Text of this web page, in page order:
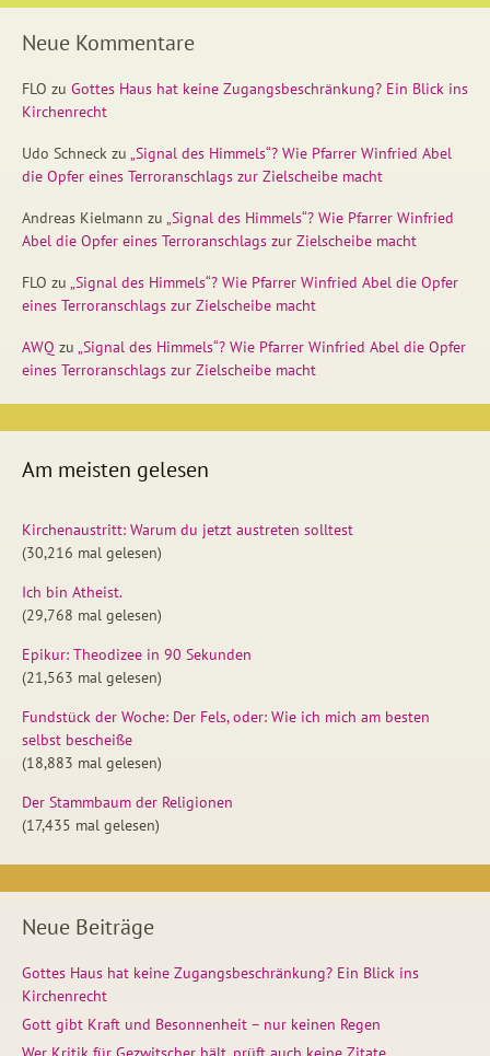
Neue Kommentare
FLO zu Gottes Haus hat keine Zugangsbeschränkung? Ein Blick ins
Kirchenrecht
Udo Schneck zu „Signal des Himmels“? Wie Pfarrer Winfried Abel
die Opfer eines Terroranschlags zur Zielscheibe macht
Andreas Kielmann zu „Signal des Himmels“? Wie Pfarrer Winfried
Abel die Opfer eines Terroranschlags zur Zielscheibe macht
FLO zu „Signal des Himmels“? Wie Pfarrer Winfried Abel die Opfer
eines Terroranschlags zur Zielscheibe macht
AWQ zu „Signal des Himmels“? Wie Pfarrer Winfried Abel die Opfer
eines Terroranschlags zur Zielscheibe macht
Am meisten gelesen
Kirchenaustritt: Warum du jetzt austreten solltest
(30,216 mal gelesen)
Ich bin Atheist.
(29,768 mal gelesen)
Epikur: Theodizee in 90 Sekunden
(21,563 mal gelesen)
Fundstück der Woche: Der Fels, oder: Wie ich mich am besten
selbst bescheiße
(18,883 mal gelesen)
Der Stammbaum der Religionen
(17,435 mal gelesen)
Neue Beiträge
Gottes Haus hat keine Zugangsbeschränkung? Ein Blick ins
Kirchenrecht
Gott gibt Kraft und Besonnenheit – nur keinen Regen